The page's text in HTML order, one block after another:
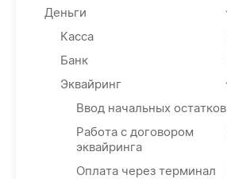
Деньги
Касса
Банк
Эквайринг
Ввод начальных остатков
Работа с договором
эквайринга
Оплата через терминал